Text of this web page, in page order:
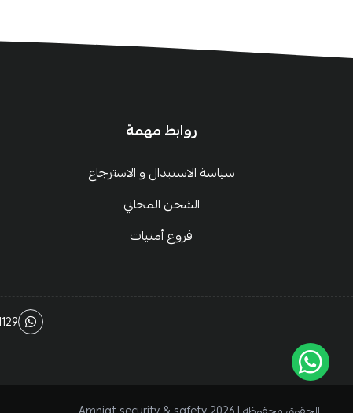
روابط مهمة
سياسة الاستبدال و الاسترجاع
الشحن المجاني
فروع أمنيات